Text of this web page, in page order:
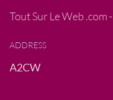
Tout Sur Le Web .com
ADDRESS
A2CW